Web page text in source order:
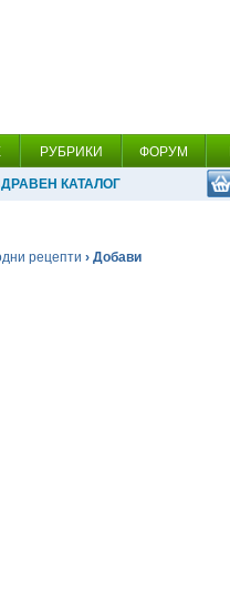
РУБРИКИ ФОРУМ
КАТАЛОГ
рецепти › Добави